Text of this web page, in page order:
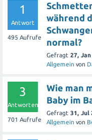
1
Antwort
495 Aufrufe
während
normal?
Gefragt 27,
Allgemein von
3
Antworten
701 Aufrufe
Wie man
Baby im
Gefragt 31, Jul
Allgemein von